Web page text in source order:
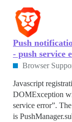
Push
- push service
Browser
Javascript
DOMException
service error”.
is